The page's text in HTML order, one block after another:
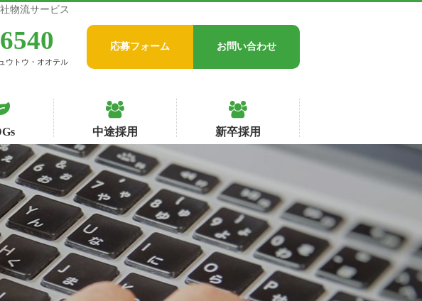
物流サービス
中途採用 新卒採用
応募フォーム お問い合わせ
ウトウ・オオテル